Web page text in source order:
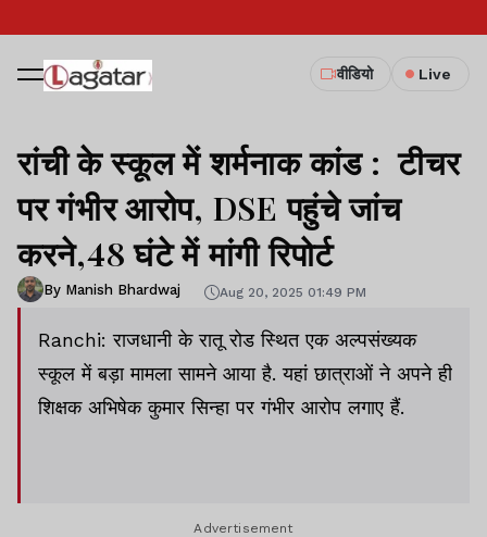
वीडियो Live
रांची के स्कूल में शर्मनाक कांड : टीचर
पर गंभीर आरोप, DSE पहुंचे जांच
करने,48 घंटे में मांगी रिपोर्ट
By Manish Bhardwaj Aug 20, 2025 01:49 PM
Ranchi: राजधानी के रातू रोड स्थित एक अल्पसंख्यक
स्कूल में बड़ा मामला सामने आया है. यहां छात्राओं ने अपने ही
शिक्षक अभिषेक कुमार सिन्हा पर गंभीर आरोप लगाए हैं.
Advertisement